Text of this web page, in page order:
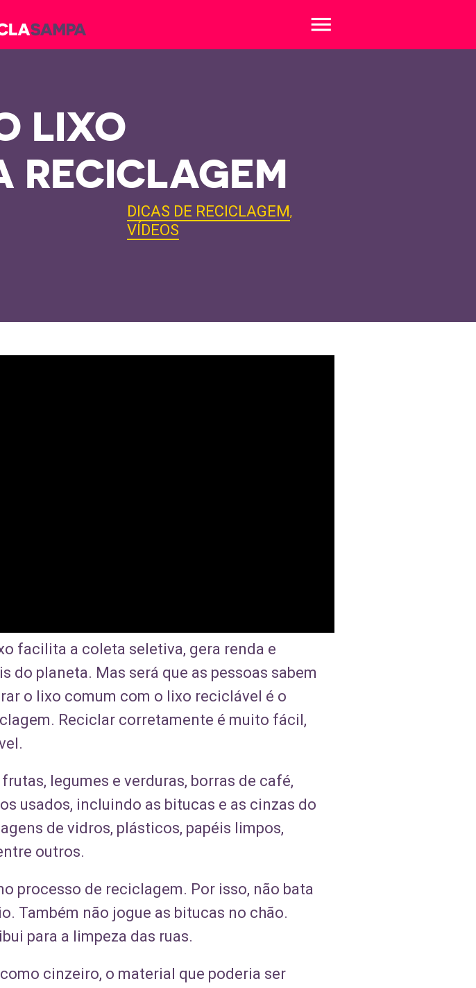
menu
LIXO
RECICLAGEM
DICAS DE RECICLAGEM,
VÍDEOS
facilita a coleta seletiva, gera renda e
planeta. Mas será que as pessoas sabem
o lixo comum com o lixo reciclável é o
Reciclar corretamente é muito fácil,
legumes e verduras, borras de café,
usados, incluindo as bitucas e as cinzas do
de vidros, plásticos, papéis limpos,
outros.
processo de reciclagem. Por isso, não bata
Também não jogue as bitucas no chão.
para a limpeza das ruas.
cinzeiro, o material que poderia ser